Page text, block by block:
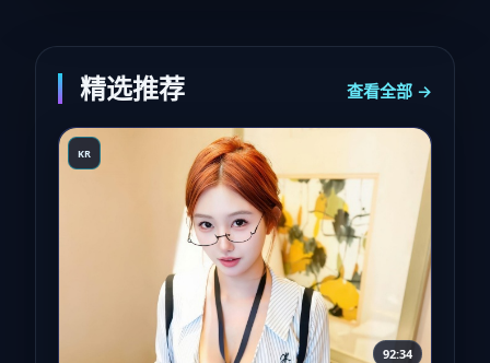
精选推荐 查看全部 →
KR
92:34